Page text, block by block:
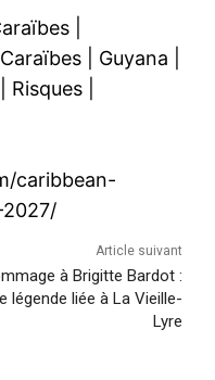
Caraïbes Guyana
Risques
caribbean-
Article suivant
à Brigitte Bardot :
légende liée à La Vieille-
Lyre